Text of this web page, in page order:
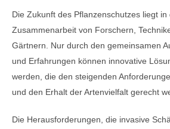
Die Zukunft des Pflanzenschutzes liegt
Zusammenarbeit von Forschern,
Gärtnern. Nur durch den gemeinsamen
und Erfahrungen können innovative
werden, die den steigenden
und den Erhalt der Artenvielfalt gerecht
Die Herausforderungen, die invasive